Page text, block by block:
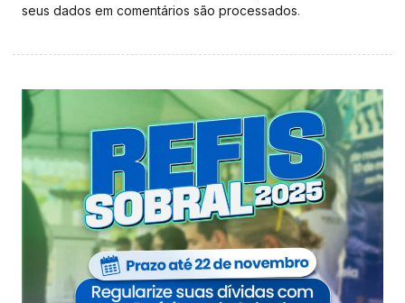
seus dados em comentários são processados.